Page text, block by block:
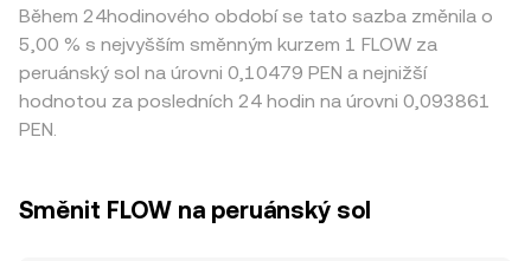
Během 24hodinového období se tato sazba změnila o
5,00 % s nejvyšším směnným kurzem 1 FLOW za
peruánský sol na úrovni 0,10479 PEN a nejnižší
hodnotou za posledních 24 hodin na úrovni 0,093861
PEN.
Směnit FLOW na peruánský sol